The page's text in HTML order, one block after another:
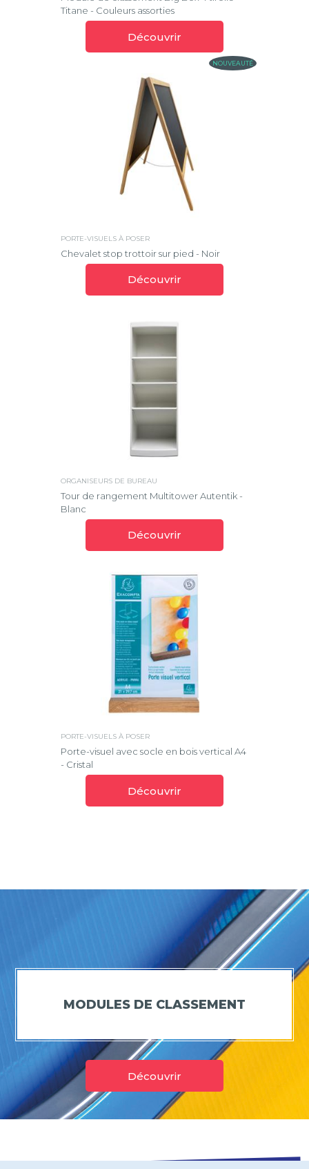
Titane - Couleurs assorties
Découvrir
NOUVEAUTÉ
PORTE-VISUELS À POSER
Chevalet stop trottoir sur pied - Noir
Découvrir
ORGANISEURS DE BUREAU
Tour de rangement Multitower Autentik -
Blanc
Découvrir
PORTE-VISUELS À POSER
Porte-visuel avec socle en bois vertical A4
- Cristal
Découvrir
MODULES DE CLASSEMENT
Découvrir